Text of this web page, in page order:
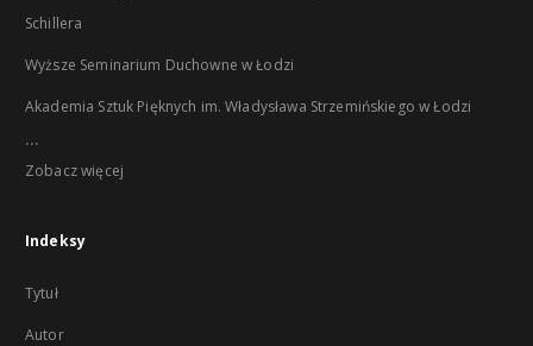
Schillera
Wyższe Seminarium Duchowne w Łodzi
Akademia Sztuk Pięknych im. Władysława Strzemińskiego w Łodzi
...
Zobacz więcej
Indeksy
Tytuł
Autor